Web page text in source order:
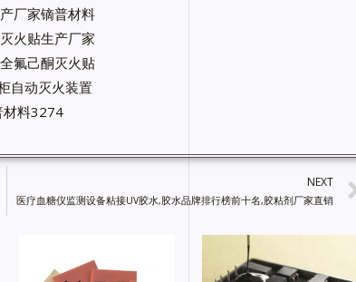
厂家镝普材料
火贴生产厂家
氟己酮灭火贴
自动灭火装置
材料3274
NEXT
医疗血糖仪监测设备粘接UV胶水,胶水品牌排行榜前十名,胶粘剂厂家直销